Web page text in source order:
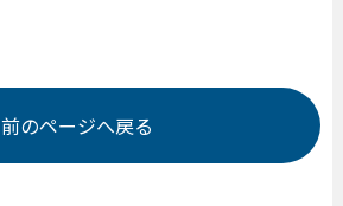
前のページへ戻る